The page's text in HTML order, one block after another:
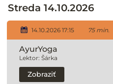
Streda 14.10.2026
14.10.2026 17:15 75 min.
AyurYoga
Lektor: Šárka
Zobraziť